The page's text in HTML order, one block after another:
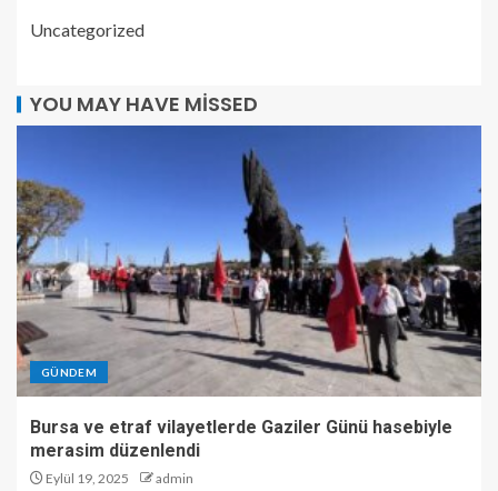
Uncategorized
YOU MAY HAVE MISSED
GÜNDEM
Bursa ve etraf vilayetlerde Gaziler Günü hasebiyle
merasim düzenlendi
Eylül 19, 2025 admin